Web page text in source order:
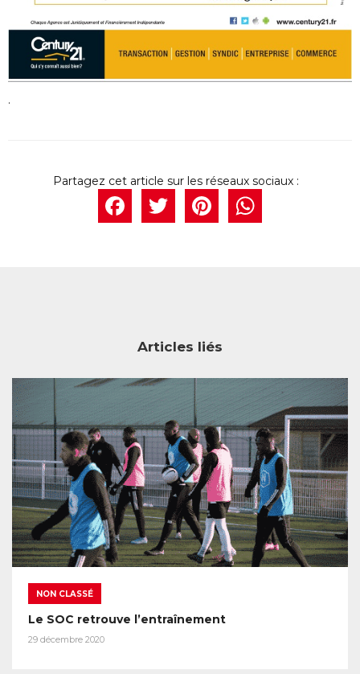
.
Facebook
Twitter
Articles liés
NON CLASSÉ
Le SOC retrouve l’entraînement
29 décembre 2020